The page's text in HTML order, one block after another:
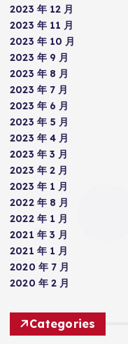
2023 年 12 月
2023 年 11 月
2023 年 10 月
2023 年 9 月
2023 年 8 月
2023 年 7 月
2023 年 6 月
2023 年 5 月
2023 年 4 月
2023 年 3 月
2023 年 2 月
2023 年 1 月
2022 年 8 月
2022 年 1 月
2021 年 3 月
2021 年 1 月
2020 年 7 月
2020 年 2 月
Categories